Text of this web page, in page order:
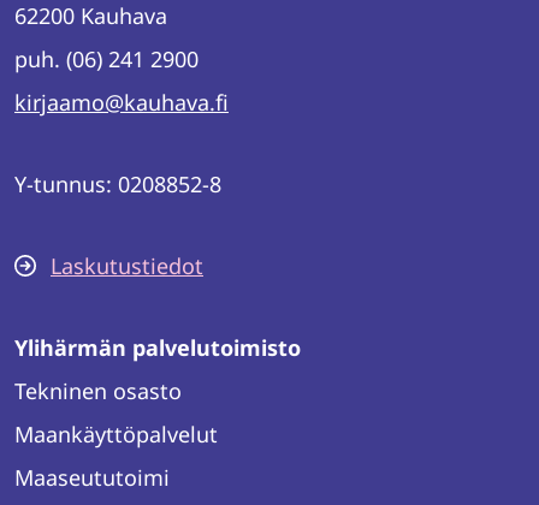
62200 Kauhava
puh. (06) 241 2900
kirjaamo@kauhava.fi
Y-tunnus: 0208852-8
Laskutustiedot
Ylihärmän palvelutoimisto
Tekninen osasto
Maankäyttöpalvelut
Maaseututoimi